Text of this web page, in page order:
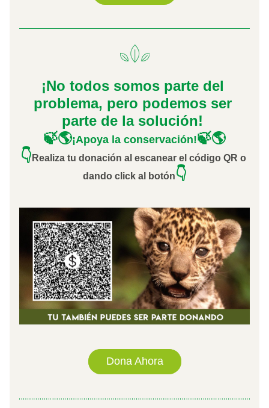
¡No todos somos parte del
problema, pero podemos ser
parte de la solución!
🍃🌎¡Apoya la conservación!🍃🌎
👇 Realiza tu donación al escanear el código QR o
dando click al botón👇
Dona Ahora